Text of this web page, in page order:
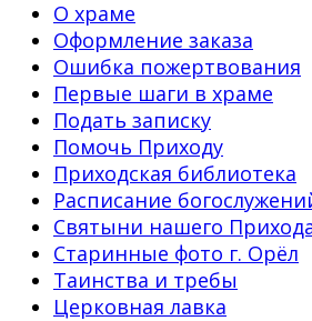
О храме
Оформление заказа
Ошибка пожертвования
Первые шаги в храме
Подать записку
Помочь Приходу
Приходская библиотека
Расписание
Святыни нашего
Старинные фото г. Орёл
Таинства и требы
Церковная лавка